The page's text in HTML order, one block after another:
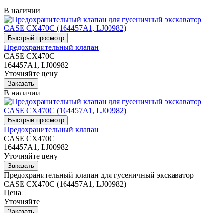
В наличии
Предохранительный клапан
CASE CX470C
164457A1, LJ00982
Уточняйте цену
В наличии
Предохранительный клапан
CASE CX470C
164457A1, LJ00982
Уточняйте цену
Предохранительный клапан для гусеничный экскаватор
CASE CX470C (164457A1, LJ00982)
Цена:
Уточняйте